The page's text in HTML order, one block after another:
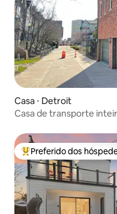
Casa ⋅ Detroit
Casa de transporte
Entre os melhores
Preferido dos